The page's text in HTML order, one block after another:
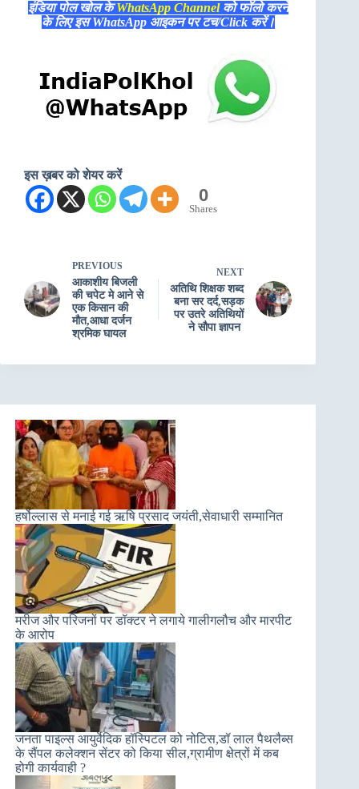
इंडिया पोल खोल केWhatsApp Channelको फॉलो करने
के लिए इस WhatsApp आइकन पर टच/Click करें।
इस ख़बर को शेयर करें
0
Shares
PREVIOUS
आकाशीय बिजली
की चपेट मे आने से
एक किसान की
मौत,आधा दर्जन
श्रमिक घायल
NEXT
अतिथि शिक्षक शब्द
बना सर दर्द,सड़क
पर उतरे अतिथियों
ने सौपा ज्ञापन
हर्षोल्लास से मनाई गई ऋषि प्रसाद जयंती,सेवाधारी सम्मानित
मरीज और परिजनों पर डॉक्टर ने लगाये गालीगलौच और मारपीट
के आरोप
जनता पाइल्स आयुर्वेदिक हॉस्पिटल को नोटिस,डॉ लाल पैथलैब्स
के सैंपल कलेक्शन सेंटर को किया सील,ग्रामीण क्षेत्रों में कब
होगी कार्यवाही ?